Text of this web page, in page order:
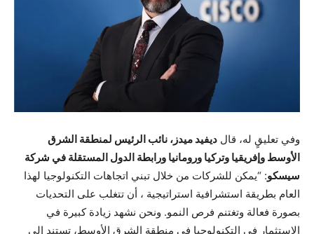
وفي تعليقٍ له، قال ديفيد ميدز، نائب الرئيس لمنطقة الشرق
الأوسط وإفريقيا وتركيا ورومانيا ورابطة الدول المستقلة في شركة
سيسكو: “يمكن للشركات من خلال تبني اتجاهات التكنولوجيا لهذا
العام بطريقة استشرافية استراتيجية ، أن تتغلب على التحديات
بصورة فعالة وتغتنم فرص النمو. ونحن نشهد زيادة كبيرة في
الاستثمار في التكنولوجيا في منطقة الشرق الأوسط، تستند إلى